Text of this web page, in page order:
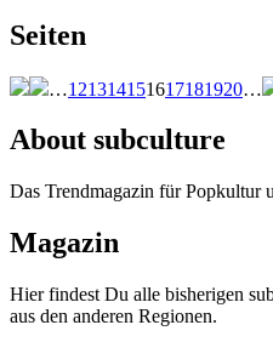
Seiten
…121314151617181920…
About subculture
Das Trendmagazin für Popkultur
Magazin
Hier findest Du alle bisherigen
aus den anderen Regionen.